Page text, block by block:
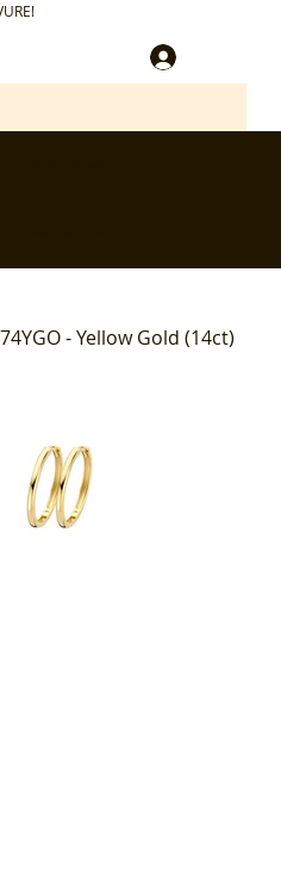
- Yellow Gold (14ct)